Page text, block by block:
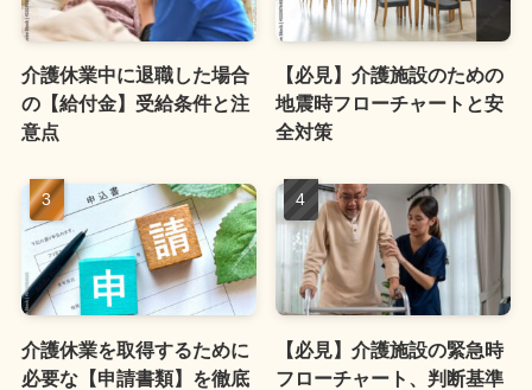
介護休業中に退職した場合
の【給付金】受給条件と注
意点
【必見】介護施設のための
地震時フローチャートと安
全対策
介護休業を取得するために
必要な【申請書類】を徹底
【必見】介護施設の緊急時
フローチャート、判断基準